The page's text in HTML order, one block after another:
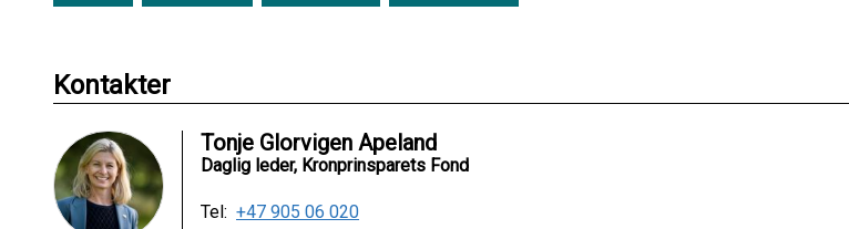
Kontakter
Tonje Glorvigen Apeland
Daglig leder, Kronprinsparets Fond
Tel: +47 905 06 020